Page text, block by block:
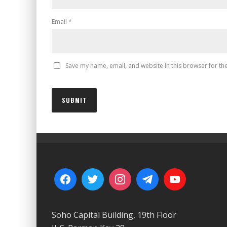
Email *
Save my name, email, and website in this browser for
Soho Capital Building, 19th Floor